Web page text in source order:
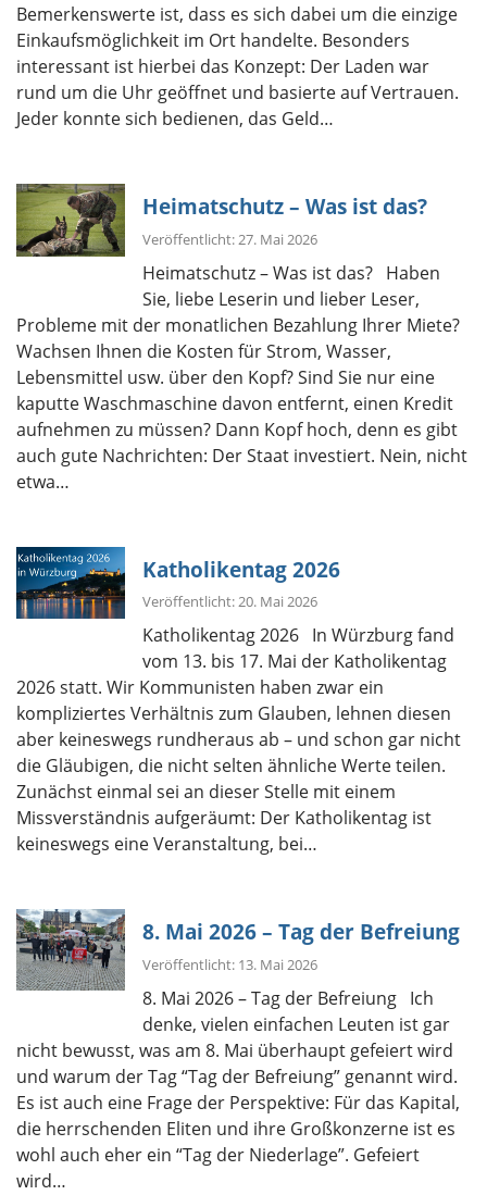
Bemerkenswerte ist, dass es sich dabei um die einzige
Einkaufsmöglichkeit im Ort handelte. Besonders
interessant ist hierbei das Konzept: Der Laden war
rund um die Uhr geöffnet und basierte auf Vertrauen.
Jeder konnte sich bedienen, das Geld…
Heimatschutz – Was ist das?
Veröffentlicht: 27. Mai 2026
Heimatschutz – Was ist das? Haben
Sie, liebe Leserin und lieber Leser,
Probleme mit der monatlichen Bezahlung Ihrer Miete?
Wachsen Ihnen die Kosten für Strom, Wasser,
Lebensmittel usw. über den Kopf? Sind Sie nur eine
kaputte Waschmaschine davon entfernt, einen Kredit
aufnehmen zu müssen? Dann Kopf hoch, denn es gibt
auch gute Nachrichten: Der Staat investiert. Nein, nicht
etwa…
Katholikentag 2026
Veröffentlicht: 20. Mai 2026
Katholikentag 2026 In Würzburg fand
vom 13. bis 17. Mai der Katholikentag
2026 statt. Wir Kommunisten haben zwar ein
kompliziertes Verhältnis zum Glauben, lehnen diesen
aber keineswegs rundheraus ab – und schon gar nicht
die Gläubigen, die nicht selten ähnliche Werte teilen.
Zunächst einmal sei an dieser Stelle mit einem
Missverständnis aufgeräumt: Der Katholikentag ist
keineswegs eine Veranstaltung, bei…
8. Mai 2026 – Tag der Befreiung
Veröffentlicht: 13. Mai 2026
8. Mai 2026 – Tag der Befreiung Ich
denke, vielen einfachen Leuten ist gar
nicht bewusst, was am 8. Mai überhaupt gefeiert wird
und warum der Tag “Tag der Befreiung” genannt wird.
Es ist auch eine Frage der Perspektive: Für das Kapital,
die herrschenden Eliten und ihre Großkonzerne ist es
wohl auch eher ein “Tag der Niederlage”. Gefeiert
wird…